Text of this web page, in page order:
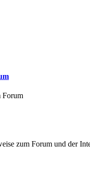
Forum
zum Forum und der